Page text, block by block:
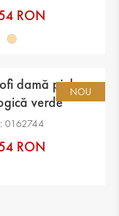
6 cm
RON
NOU
damă piele
verde
0162744
RON